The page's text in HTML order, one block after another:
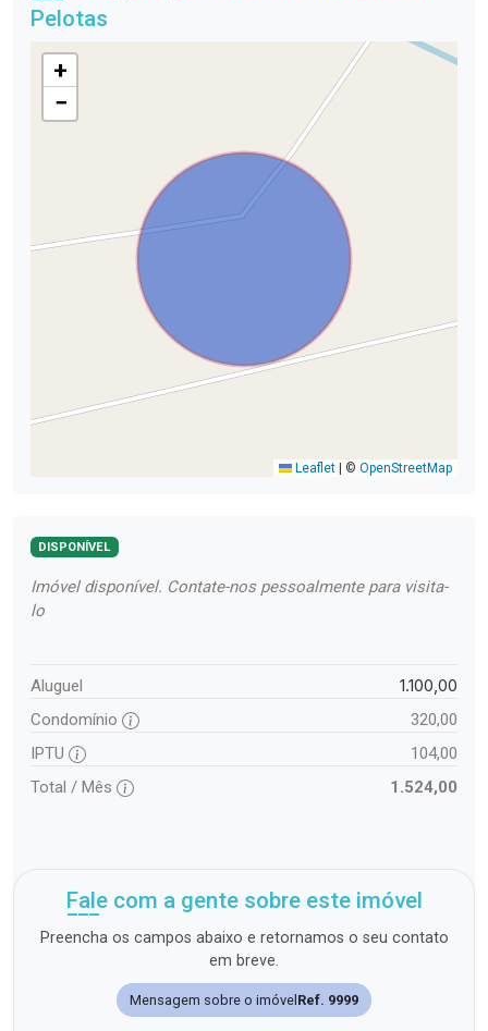
Pelotas
+
−
Leaflet © OpenStreetMap
DISPONÍVEL
Imóvel disponível. Contate-nos pessoalmente para visita-
lo
Aluguel 1.100,00
Condomínio
320,00
IPTU
104,00
Total / Mês
1.524,00
Fale com a gente sobre este imóvel
Preencha os campos abaixo e retornamos o seu contato
em breve.
Mensagem sobre o imóvel Ref. 9999